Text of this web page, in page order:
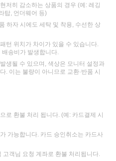
저히 감소하는 상품의 경우 (예: 레깅
탑, 언더웨어 등)
하자 시에도 세탁 및 착용, 수선한 상
턴 위치가 차이가 있을 수 있습니다.
송비가 발생합니다.
생될 수 있으며, 색상은 모니터 설정과
. 이는 불량이 아니므로 교환·반품 시
로 환불 처리 됩니다. (예: 카드결제 시
가능합니다. 카드 승인취소는 카드사
객님 요청 계좌로 환불 처리됩니다.